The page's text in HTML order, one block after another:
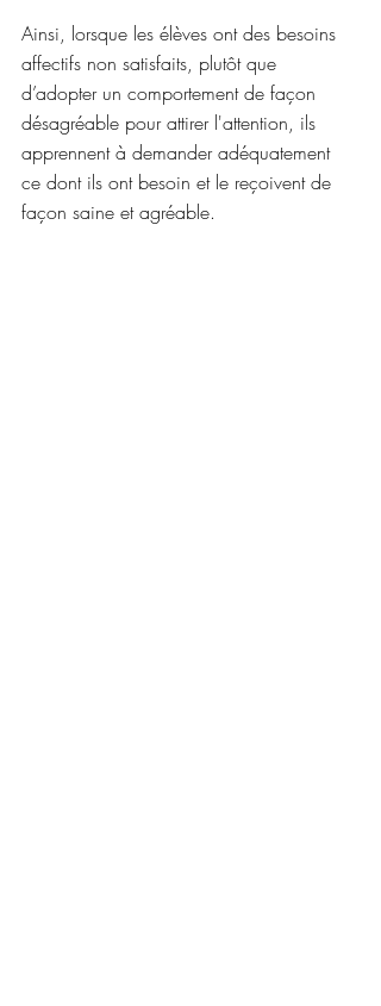
Ainsi, lorsque les élèves ont des besoins
affectifs non satisfaits, plutôt que
d’adopter un comportement de façon
désagréable pour attirer l'attention, ils
apprennent à demander adéquatement
ce dont ils ont besoin et le reçoivent de
façon saine et agréable.